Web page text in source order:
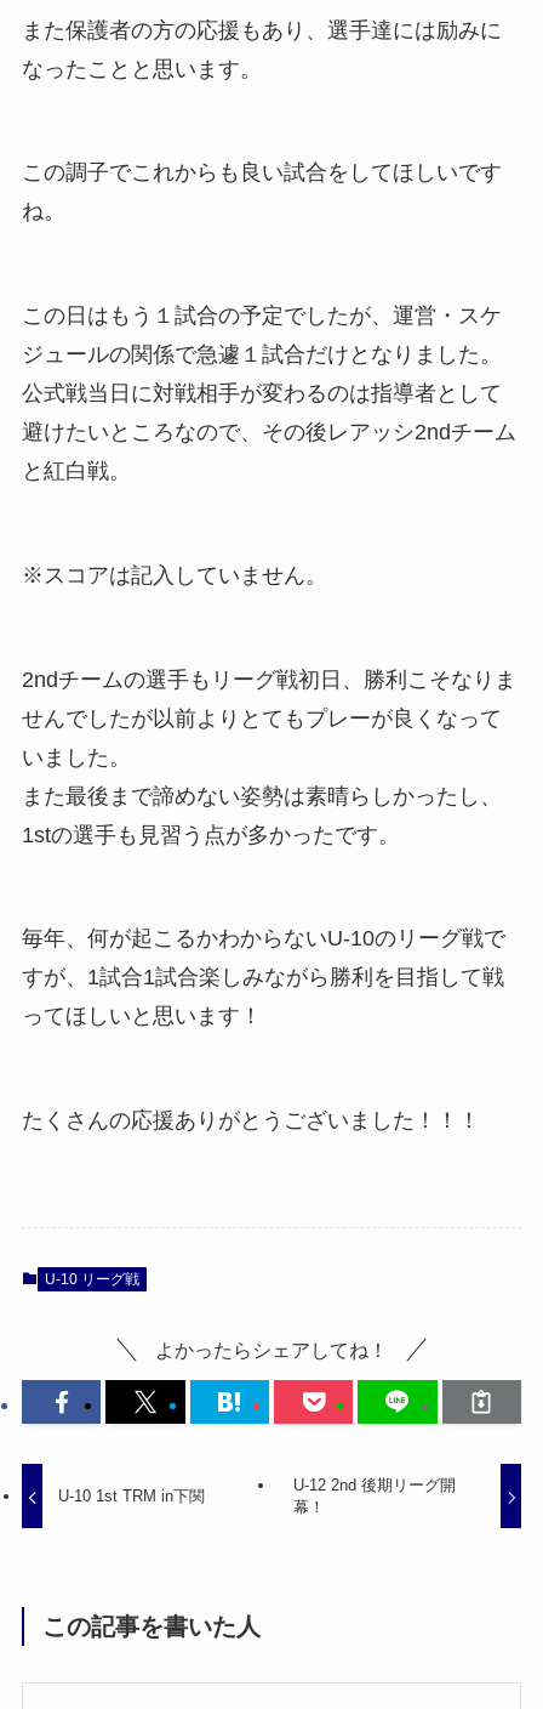
また保護者の方の応援もあり、選手達には励みに
なったことと思います。
この調子でこれからも良い試合をしてほしいです
ね。
この日はもう１試合の予定でしたが、運営・スケ
ジュールの関係で急遽１試合だけとなりました。
公式戦当日に対戦相手が変わるのは指導者として
避けたいところなので、その後レアッシ2ndチーム
と紅白戦。
※スコアは記入していません。
2ndチームの選手もリーグ戦初日、勝利こそなりま
せんでしたが以前よりとてもプレーが良くなって
いました。
また最後まで諦めない姿勢は素晴らしかったし、
1stの選手も見習う点が多かったです。
毎年、何が起こるかわからないU-10のリーグ戦で
すが、1試合1試合楽しみながら勝利を目指して戦
ってほしいと思います！
たくさんの応援ありがとうございました！！！
U-10 リーグ戦
よかったらシェアしてね！
U-10 1st TRM in下関
U-12 2nd 後期リーグ開
幕！
この記事を書いた人